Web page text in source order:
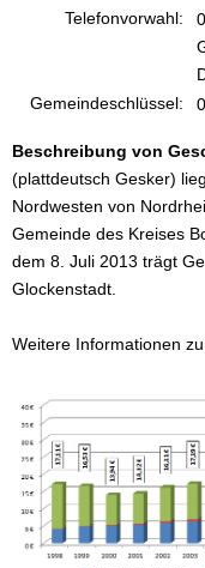
Telefonvorwahl:
Gemeindeschlüssel:
Beschreibung von
(plattdeutsch Gesker)
Nordwesten von
Gemeinde des Kreises
dem 8. Juli 2013 trägt
Glockenstadt.
Weitere Informationen